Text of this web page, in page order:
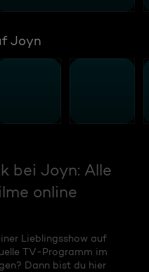
Joyn
bei Joyn: Alle
online
Lieblingsshow auf
TV-Programm im
Dann bist du hier